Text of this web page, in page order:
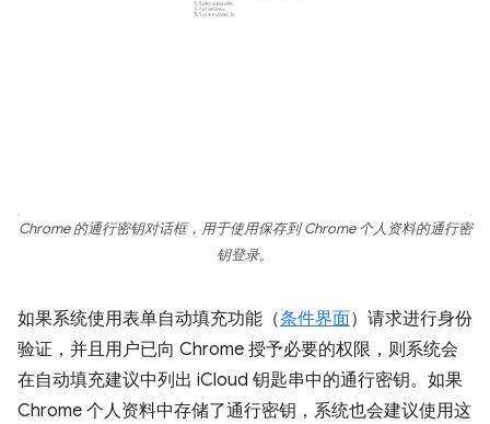
Chrome 的通行密钥对话框，用于使用保存到 Chrome 个人资料的通行密
钥登录。
如果系统使用表单自动填充功能（条件界面）请求进行身份
验证，并且用户已向 Chrome 授予必要的权限，则系统会
在自动填充建议中列出 iCloud 钥匙串中的通行密钥。如果
Chrome 个人资料中存储了通行密钥，系统也会建议使用这